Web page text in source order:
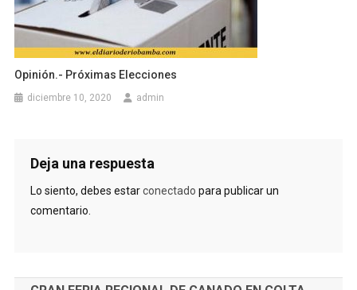
Opinión.- Próximas Elecciones
diciembre 10, 2020 admin
Deja una respuesta
Lo siento, debes estarconectado para publicar un
comentario.